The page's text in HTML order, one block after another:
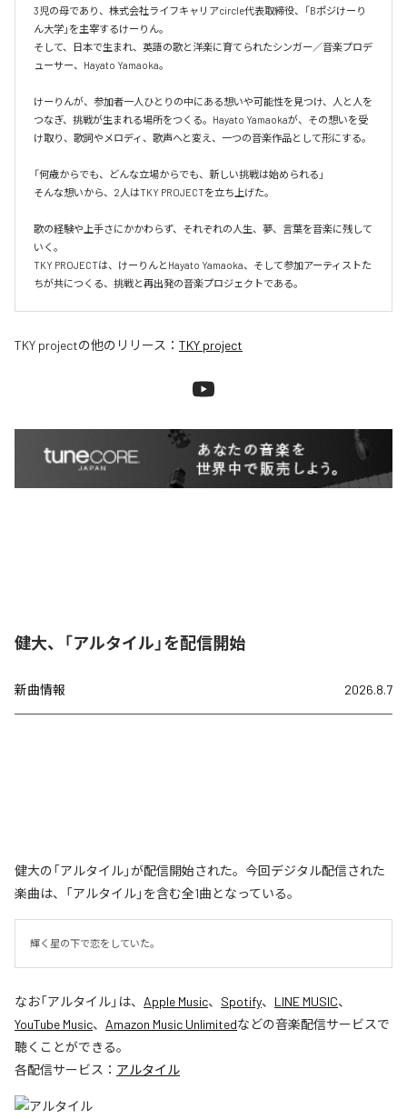
3児の母であり、株式会社ライフキャリアcircle代表取締役、「Bポジけーり
ん大学」を主宰するけーりん。
そして、日本で生まれ、英語の歌と洋楽に育てられたシンガー／音楽プロデ
ューサー、Hayato Yamaoka。
けーりんが、参加者一人ひとりの中にある想いや可能性を見つけ、人と人を
つなぎ、挑戦が生まれる場所をつくる。Hayato Yamaokaが、その想いを受
け取り、歌詞やメロディ、歌声へと変え、一つの音楽作品として形にする。
「何歳からでも、どんな立場からでも、新しい挑戦は始められる」
そんな想いから、2人はTKY PROJECTを立ち上げた。
歌の経験や上手さにかかわらず、それぞれの人生、夢、言葉を音楽に残して
いく。
TKY PROJECTは、けーりんとHayato Yamaoka、そして参加アーティストた
ちが共につくる、挑戦と再出発の音楽プロジェクトである。
TKY projectの他のリリース： TKY project
健大、「アルタイル」を配信開始
新曲情報 2026.8.7
健大の「アルタイル」が配信開始された。今回デジタル配信された
楽曲は、「アルタイル」を含む全1曲となっている。
輝く星の下で恋をしていた。
なお「アルタイル」は、 Apple Music、 Spotify、 LINE MUSIC、
YouTube Music、 Amazon Music Unlimitedなどの音楽配信サービスで
聴くことができる。
各配信サービス： アルタイル